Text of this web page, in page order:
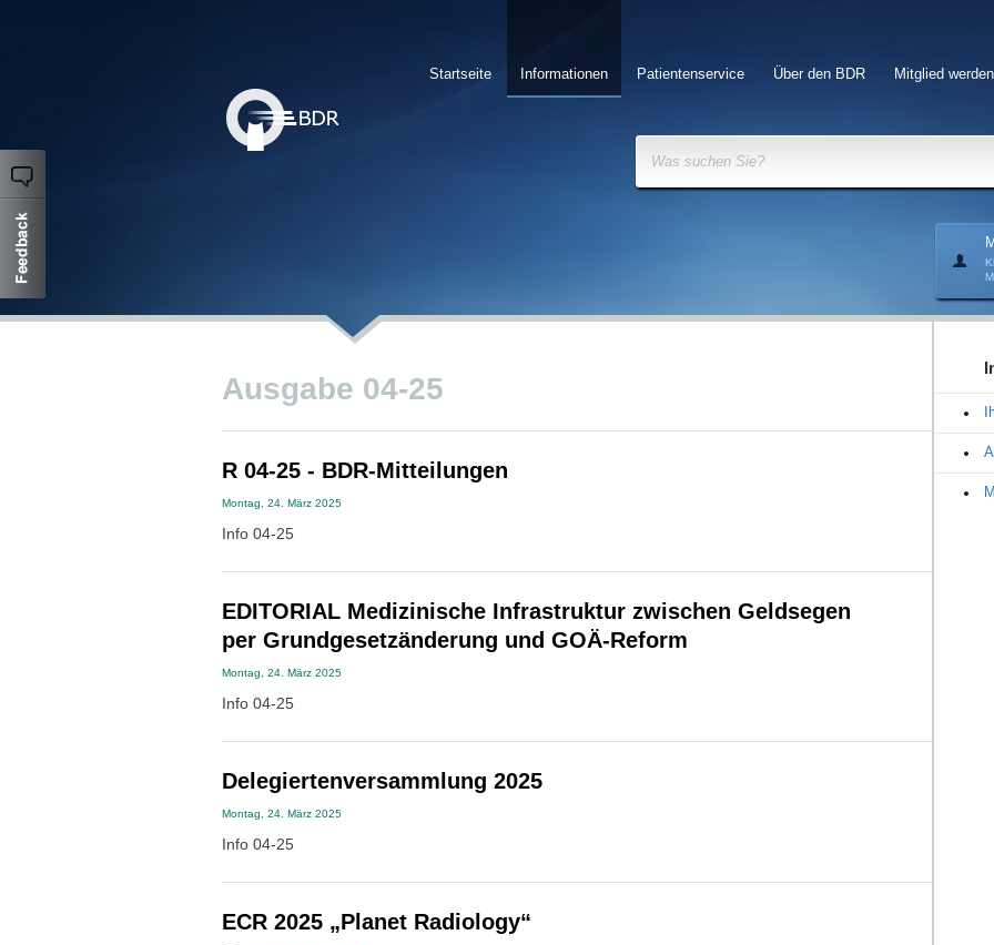
Mitglied werden
Über den BDR
Patientenservice
Informationen
Startseite
Was suchen Sie?
Ausgabe 04-25
R 04-25 - BDR-Mitteilungen
Montag, 24. März 2025
Info 04-25
EDITORIAL Medizinische Infrastruktur zwischen Geldsegen
per Grundgesetzänderung und GOÄ-Reform
Montag, 24. März 2025
Info 04-25
Delegiertenversammlung 2025
Montag, 24. März 2025
Info 04-25
ECR 2025 „Planet Radiology“